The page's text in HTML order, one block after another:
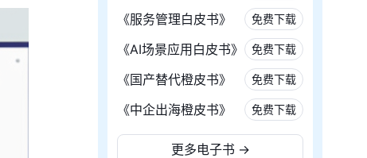
《服务管理白皮书》 免费下载
《AI场景应用白皮书》 免费下载
《国产替代橙皮书》 免费下载
《中企出海橙皮书》 免费下载
更多电子书 →